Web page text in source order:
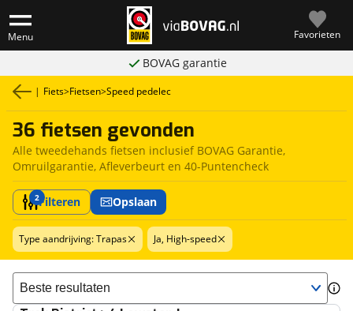
Menu Favorieten
BOVAG garantie
| Fiets>Fietsen>Speed pedelec
36 fietsen gevonden
Alle tweedehands fietsen inclusief BOVAG Garantie,
Omruilgarantie, Afleverbeurt en 40-Puntencheck
2Filteren Opslaan
Type aandrijving: Trapas Ja, High-speed
Sorteer resultaten